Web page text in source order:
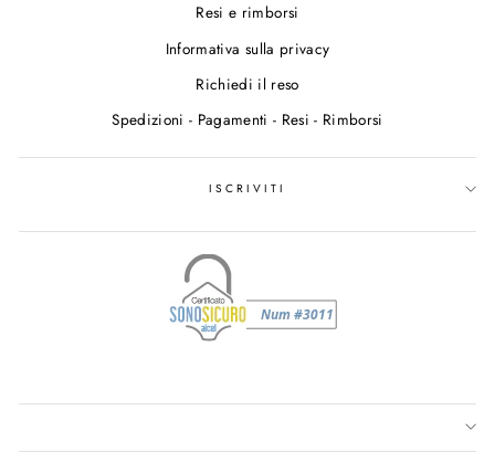
Resi e rimborsi
Informativa sulla privacy
Richiedi il reso
Spedizioni - Pagamenti - Resi - Rimborsi
ISCRIVITI